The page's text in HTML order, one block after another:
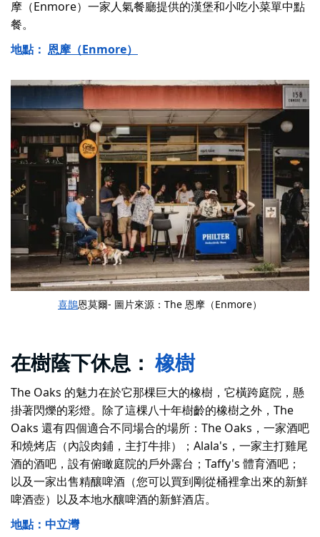
摩（Enmore）一家人氣餐廳提供的漢堡和小吃小菜單中點
餐。
地點： 恩摩（Enmore）
喜鵲恩莫爾- 圖片來源：The 恩摩（Enmore）
在樹蔭下休息： 橡樹
The Oaks 的魅力在於它那棵巨大的橡樹，它橫跨庭院，懸
掛著閃爍的彩燈。除了這棵八十年樹齡的橡樹之外，The
Oaks 還有四個適合不同場合的場所：The Oaks，一家酒吧
和燒烤店（內設肉鋪，主打牛排）；Alala's，一家主打雞尾
酒的酒吧，設有俯瞰庭院的戶外露台；Taffy's 體育酒吧；
以及一家出售精釀啤酒（您可以買到剛從桶裡拿出來的新鮮
啤酒壺）以及本地水釀啤酒的新鮮酒店。
地點：中立灣